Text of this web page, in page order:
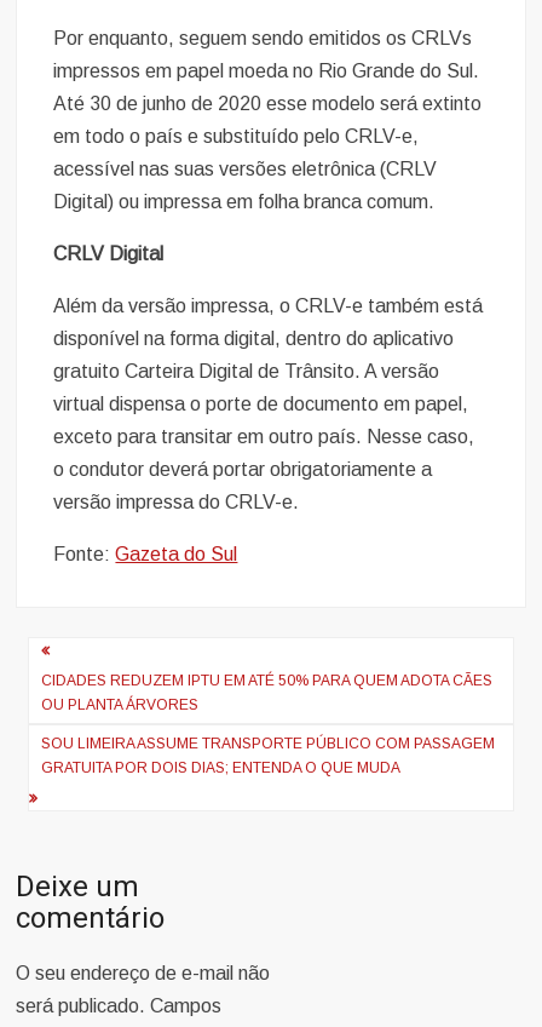
Por enquanto, seguem sendo emitidos os CRLVs
impressos em papel moeda no Rio Grande do Sul.
Até 30 de junho de 2020 esse modelo será extinto
em todo o país e substituído pelo CRLV-e,
acessível nas suas versões eletrônica (CRLV
Digital) ou impressa em folha branca comum.
CRLV Digital
Além da versão impressa, o CRLV-e também está
disponível na forma digital, dentro do aplicativo
gratuito Carteira Digital de Trânsito. A versão
virtual dispensa o porte de documento em papel,
exceto para transitar em outro país. Nesse caso,
o condutor deverá portar obrigatoriamente a
versão impressa do CRLV-e.
Fonte:Gazeta do Sul
Navegação
de
Post
CIDADES REDUZEM IPTU EM ATÉ 50% PARA QUEM ADOTA CÃES
OU PLANTA ÁRVORES
SOU LIMEIRA ASSUME TRANSPORTE PÚBLICO COM PASSAGEM
GRATUITA POR DOIS DIAS; ENTENDA O QUE MUDA
Deixe um
comentário
O seu endereço de e-mail não
será publicado. Campos